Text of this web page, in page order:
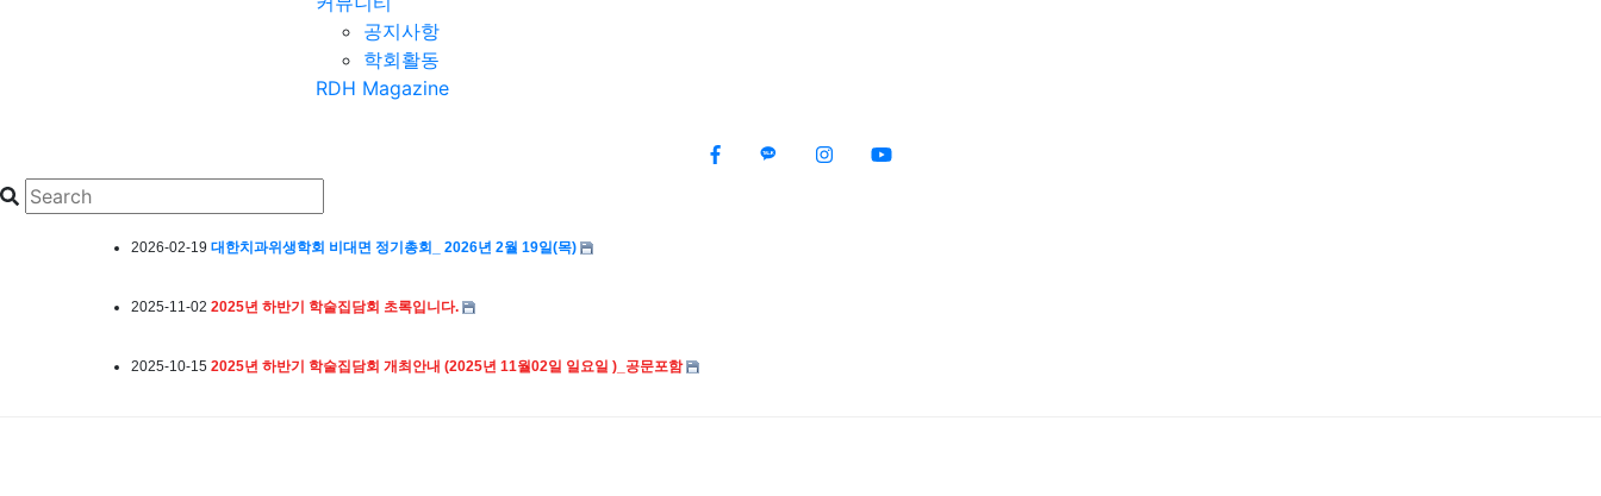
공지사항
학회활동
RDH Magazine
공지
2026년 상반기 학술집담회 문자차단하신분들을 문자 못받으시고 계실텐 데 이글 확인하세
2026-02-19 대한치과위생학회 비대면 정기총회_ 2026년 2월 19일(목)
2025-11-02 2025년 하반기 학술집담회 초록입니다.
2025-10-15 2025년 하반기 학술집담회 개최안내 (2025년 11월02일 일요일 )_공문포함